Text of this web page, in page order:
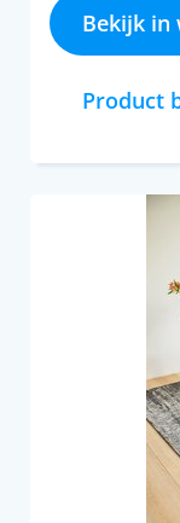
Bekijk in
Product